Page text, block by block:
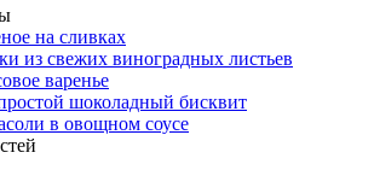
на сливках
из свежих виноградных листьев
варенье
шоколадный бисквит
в овощном соусе